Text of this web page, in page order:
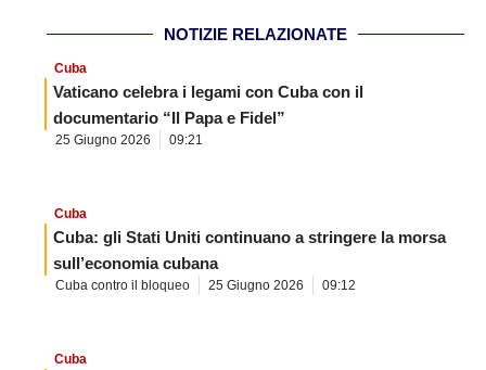
NOTIZIE RELAZIONATE
Cuba
Vaticano celebra i legami con Cuba con il
documentario “Il Papa e Fidel”
25 Giugno 2026 09:21
Cuba
Cuba: gli Stati Uniti continuano a stringere la morsa
sull’economia cubana
Cuba contro il bloqueo 25 Giugno 2026 09:12
Cuba